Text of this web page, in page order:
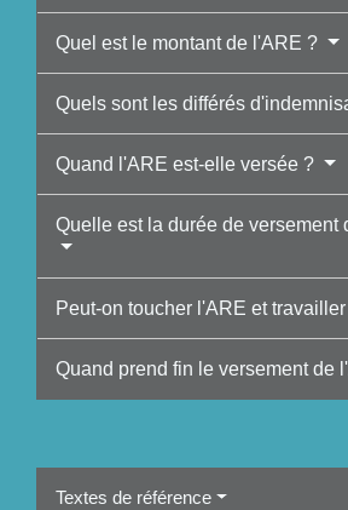
Quel est le montant de l'ARE ?
Quels sont les différés
Quand l'ARE est-elle versée ?
Quelle est la durée de versement
Peut-on toucher l'ARE et
Quand prend fin le versement de
Textes de référence